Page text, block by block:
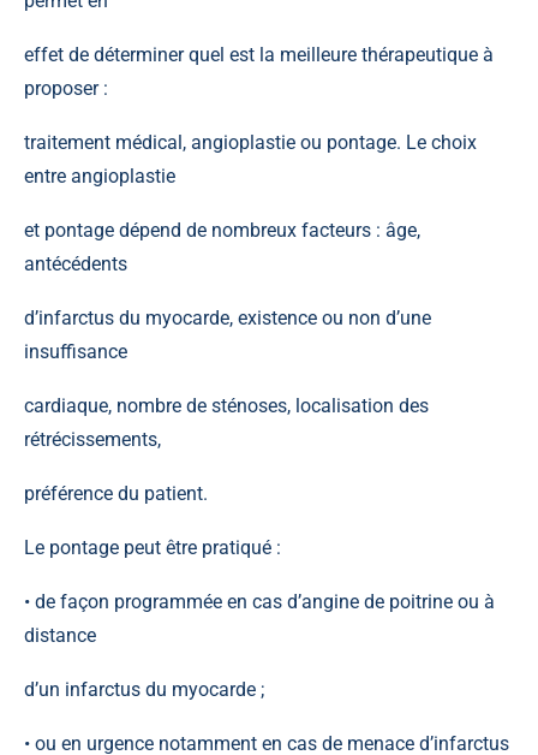
effet de déterminer quel est la meilleure thérapeutique à
proposer :
traitement médical, angioplastie ou pontage. Le choix
entre angioplastie
et pontage dépend de nombreux facteurs : âge,
antécédents
d’infarctus du myocarde, existence ou non d’une
insuffisance
cardiaque, nombre de sténoses, localisation des
rétrécissements,
préférence du patient.
Le pontage peut être pratiqué :
• de façon programmée en cas d’angine de poitrine ou à
distance
d’un infarctus du myocarde ;
• ou en urgence notamment en cas de menace d’infarctus